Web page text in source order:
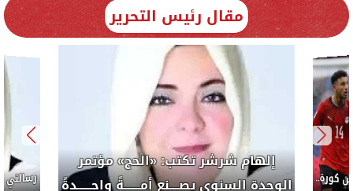
مقال رئيس التحرير
إلهام
الوحدة السنوى
إلهام شرشر تكتب: دي مبقتش كورة..